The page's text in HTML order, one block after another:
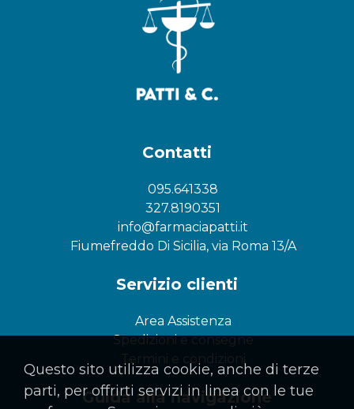
Contatti
095.641338
327.8190351
info@farmaciapatti.it
Fiumefreddo Di Sicilia, via Roma 13/A
Servizio clienti
Area Assistenza
Spedizioni e consegne
Termini e condizioni
Guida alla navigazione
Questo sito utilizza cookie, anche di terze
parti, per offrirti servizi in linea con le tue